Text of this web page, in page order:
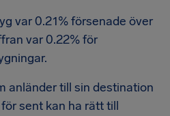
var 0.21% försenade över
var 0.22% för
anländer till sin destination
sent kan ha rätt till